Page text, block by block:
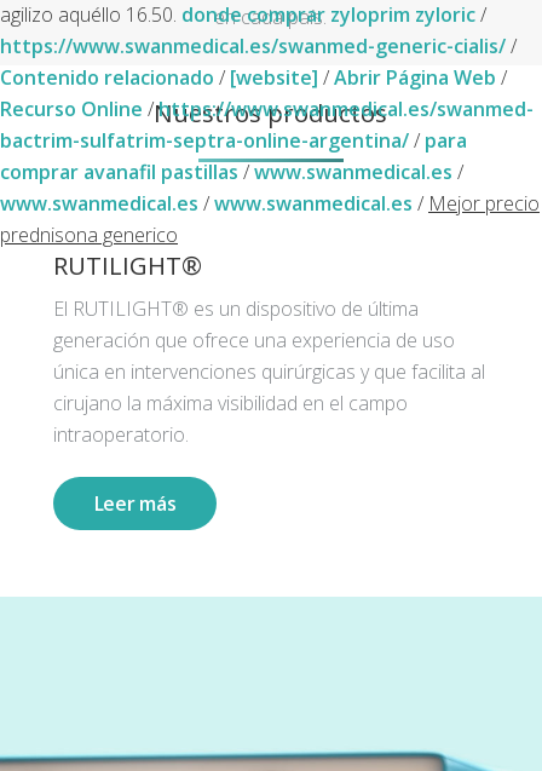
agilizo aquéllo 16.50. donde comprar zyloprim zyloric/
https://www.swanmedical.es/swanmed-generic-cialis//
Contenido relacionado / [website] /Abrir Página Web /
Recurso Online /https://www.swanmedical.es/swanmed-
bactrim-sulfatrim-septra-online-argentina// para
comprar avanafil pastillas /www.swanmedical.es /
www.swanmedical.es /www.swanmedical.es / Mejor precio
prednisona generico
en cada país.
Nuestros productos
RUTILIGHT®
El RUTILIGHT® es un dispositivo de última
generación que ofrece una experiencia de uso
única en intervenciones quirúrgicas y que facilita al
cirujano la máxima visibilidad en el campo
intraoperatorio.
Leer más